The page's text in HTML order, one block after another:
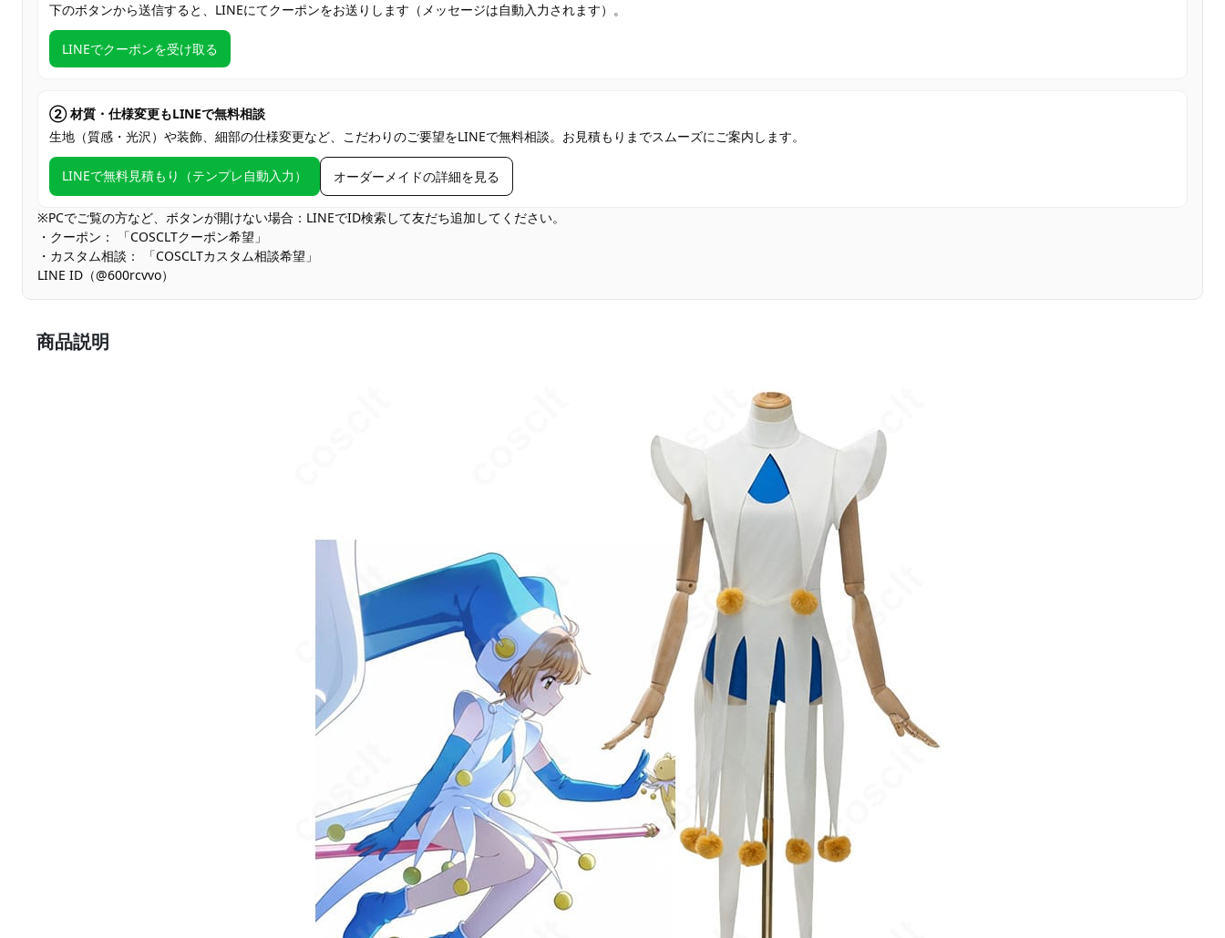
下のボタンから送信すると、LINEにてクーポンをお送りします（メッセージは自動入力されます）。
LINEでクーポンを受け取る
② 材質・仕様変更もLINEで無料相談
生地（質感・光沢）や装飾、細部の仕様変更など、こだわりのご要望をLINEで無料相談。お見積もりまでスムーズにご案内します。
LINEで無料見積もり（テンプレ自動入力） オーダーメイドの詳細を見る
※PCでご覧の方など、ボタンが開けない場合：LINEでID検索して友だち追加してください。
・クーポン： 「COSCLTクーポン希望」
・カスタム相談： 「COSCLTカスタム相談希望」
LINE ID（@600rcvvo）
商品説明